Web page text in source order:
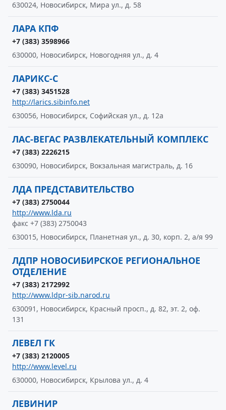
630024, Новосибирск, Мира ул., д. 58
ЛАРА КПФ
+7 (383) 3598966
630000, Новосибирск, Новогодняя ул., д. 4
ЛАРИКС-С
+7 (383) 3451528
http://larics.sibinfo.net
630056, Новосибирск, Софийская ул., д. 12а
ЛАС-ВЕГАС РАЗВЛЕКАТЕЛЬНЫЙ КОМПЛЕКС
+7 (383) 2226215
630090, Новосибирск, Вокзальная магистраль, д. 16
ЛДА ПРЕДСТАВИТЕЛЬСТВО
+7 (383) 2750044
http://www.lda.ru
факс +7 (383) 2750043
630015, Новосибирск, Планетная ул., д. 30, корп. 2, а/я 99
ЛДПР НОВОСИБИРСКОЕ РЕГИОНАЛЬНОЕ
ОТДЕЛЕНИЕ
+7 (383) 2172992
http://www.ldpr-sib.narod.ru
630091, Новосибирск, Красный просп., д. 82, эт. 2, оф.
131
ЛЕВЕЛ ГК
+7 (383) 2120005
http://www.level.ru
630000, Новосибирск, Крылова ул., д. 4
ЛЕВИНИР